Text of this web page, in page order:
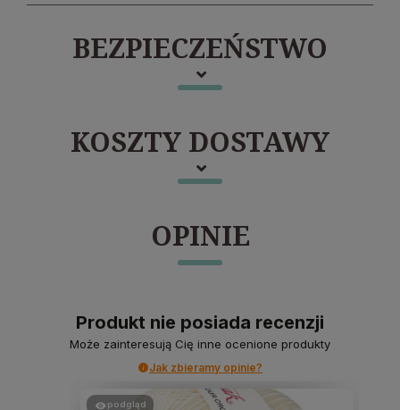
BEZPIECZEŃSTWO
KOSZTY DOSTAWY
OPINIE
Produkt nie posiada recenzji
Może zainteresują Cię inne ocenione produkty
Jak zbieramy opinie?
podgląd